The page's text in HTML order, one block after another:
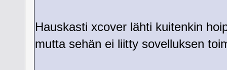
Hauskasti xcover lähti kuitenkin
mutta sehän ei liitty sovelluksen